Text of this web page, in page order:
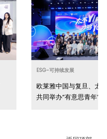
ESG-可持续发展
欧莱雅中国与复旦、太
共同举办“有意思青年”